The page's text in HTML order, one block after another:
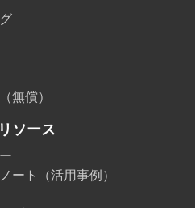
無償）
ソース
ート（活用事例）